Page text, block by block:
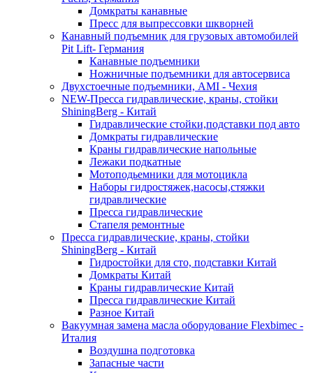
Домкраты канавные
Пресс для выпрессовки шкворней
Канавный подъемник для грузовых автомобилей
Pit Lift- Германия
Канавные подъемники
Ножничные подъемники для автосервиса
Двухстоечные подъемники, АМІ - Чехия
NEW-Пресса гидравлические, краны, стойки
ShiningBerg - Китай
Гидравлические стойки,подставки под авто
Домкраты гидравлические
Краны гидравлические напольные
Лежаки подкатные
Мотоподьемники для мотоцикла
Наборы гидростяжек,насосы,стяжки
гидравлические
Пресса гидравлические
Стапеля ремонтные
Пресса гидравлические, краны, стойки
ShiningBerg - Китай
Гидростойки для сто, подставки Китай
Домкраты Китай
Краны гидравлические Китай
Пресса гидравлические Китай
Разное Китай
Вакуумная замена масла оборудование Flexbimeс -
Италия
Воздушна подготовка
Запасные части